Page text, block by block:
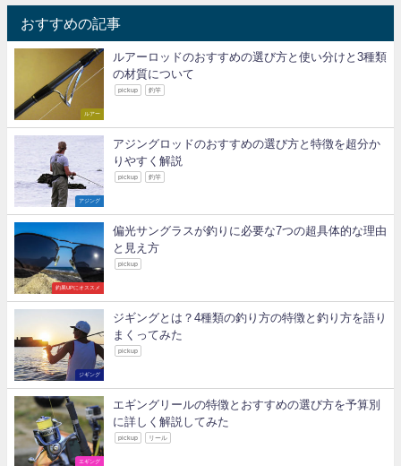
おすすめの記事
ルアー
ルアーロッドのおすすめの選び方と使い分けと3種類
の材質について
pickup 釣竿
アジング
アジングロッドのおすすめの選び方と特徴を超分か
りやすく解説
pickup 釣竿
釣果UPにオススメ
偏光サングラスが釣りに必要な7つの超具体的な理由
と見え方
pickup
ジギング
ジギングとは？4種類の釣り方の特徴と釣り方を語り
まくってみた
pickup
エギング
エギングリールの特徴とおすすめの選び方を予算別
に詳しく解説してみた
pickup リール